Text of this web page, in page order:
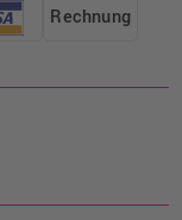
Rechnung